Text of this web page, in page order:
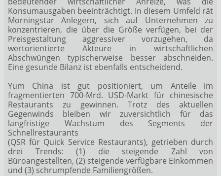
Konsumausgaben beeinträchtigt. In diesem Umfeld rät
Morningstar Anlegern, sich auf Unternehmen zu
konzentrieren, die über die Größe verfügen, bei der
Preisgestaltung aggressiver vorzugehen, da
wertorientierte Akteure in wirtschaftlichen
Abschwüngen typischerweise besser abschneiden.
Eine gesunde Bilanz ist ebenfalls entscheidend.
Yum China ist gut positioniert, um Anteile im
fragmentierten 700-Mrd. USD-Markt für chinesische
Restaurants zu gewinnen. Trotz des aktuellen
Gegenwinds bleiben wir zuversichtlich für das
langfristige Wachstum des Segments der
Schnellrestaurants
(QSR für Quick Service Restaurants), getrieben durch
drei Trends: (1) die steigende Zahl von
Büroangestellten, (2) steigende verfügbare Einkommen
und (3) schrumpfende Familiengrößen.